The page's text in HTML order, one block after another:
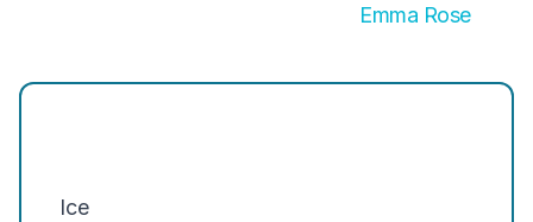
Emma Rose
Ice